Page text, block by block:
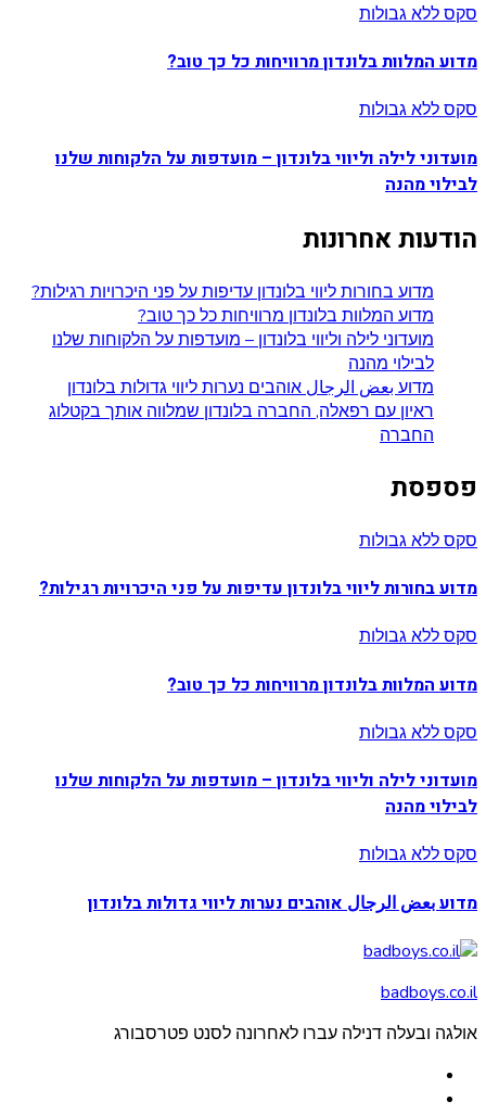
סקס ללא גבולות
מדוע המלוות בלונדון מרוויחות כל כך טוב?
סקס ללא גבולות
מועדוני לילה וליווי בלונדון – מועדפות על הלקוחות שלנו
לבילוי מהנה
הודעות אחרונות
מדוע בחורות ליווי בלונדון עדיפות על פני היכרויות רגילות?
מדוע המלוות בלונדון מרוויחות כל כך טוב?
מועדוני לילה וליווי בלונדון – מועדפות על הלקוחות שלנו
לבילוי מהנה
מדוע بعض الرجال אוהבים נערות ליווי גדולות בלונדון
ראיון עם רפאלה, החברה בלונדון שמלווה אותך בקטלוג
החברה
פספסת
סקס ללא גבולות
מדוע בחורות ליווי בלונדון עדיפות על פני היכרויות רגילות?
סקס ללא גבולות
מדוע המלוות בלונדון מרוויחות כל כך טוב?
סקס ללא גבולות
מועדוני לילה וליווי בלונדון – מועדפות על הלקוחות שלנו
לבילוי מהנה
סקס ללא גבולות
מדוע بعض الرجال אוהבים נערות ליווי גדולות בלונדון
badboys.co.il
אולגה ובעלה דנילה עברו לאחרונה לסנט פטרסבורג